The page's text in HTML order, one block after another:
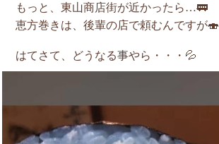
もっと、東山商店街が近かったら…🚃
恵方巻きは、後輩の店で頼むんですが🍣
はてさて、どうなる事やら・・・💦